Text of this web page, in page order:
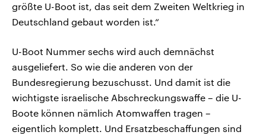
größte U-Boot ist, das seit dem Zweiten Weltkrieg in
Deutschland gebaut worden ist.“
U-Boot Nummer sechs wird auch demnächst
ausgeliefert. So wie die anderen von der
Bundesregierung bezuschusst. Und damit ist die
wichtigste israelische Abschreckungswaffe – die U-
Boote können nämlich Atomwaffen tragen –
eigentlich komplett. Und Ersatzbeschaffungen sind